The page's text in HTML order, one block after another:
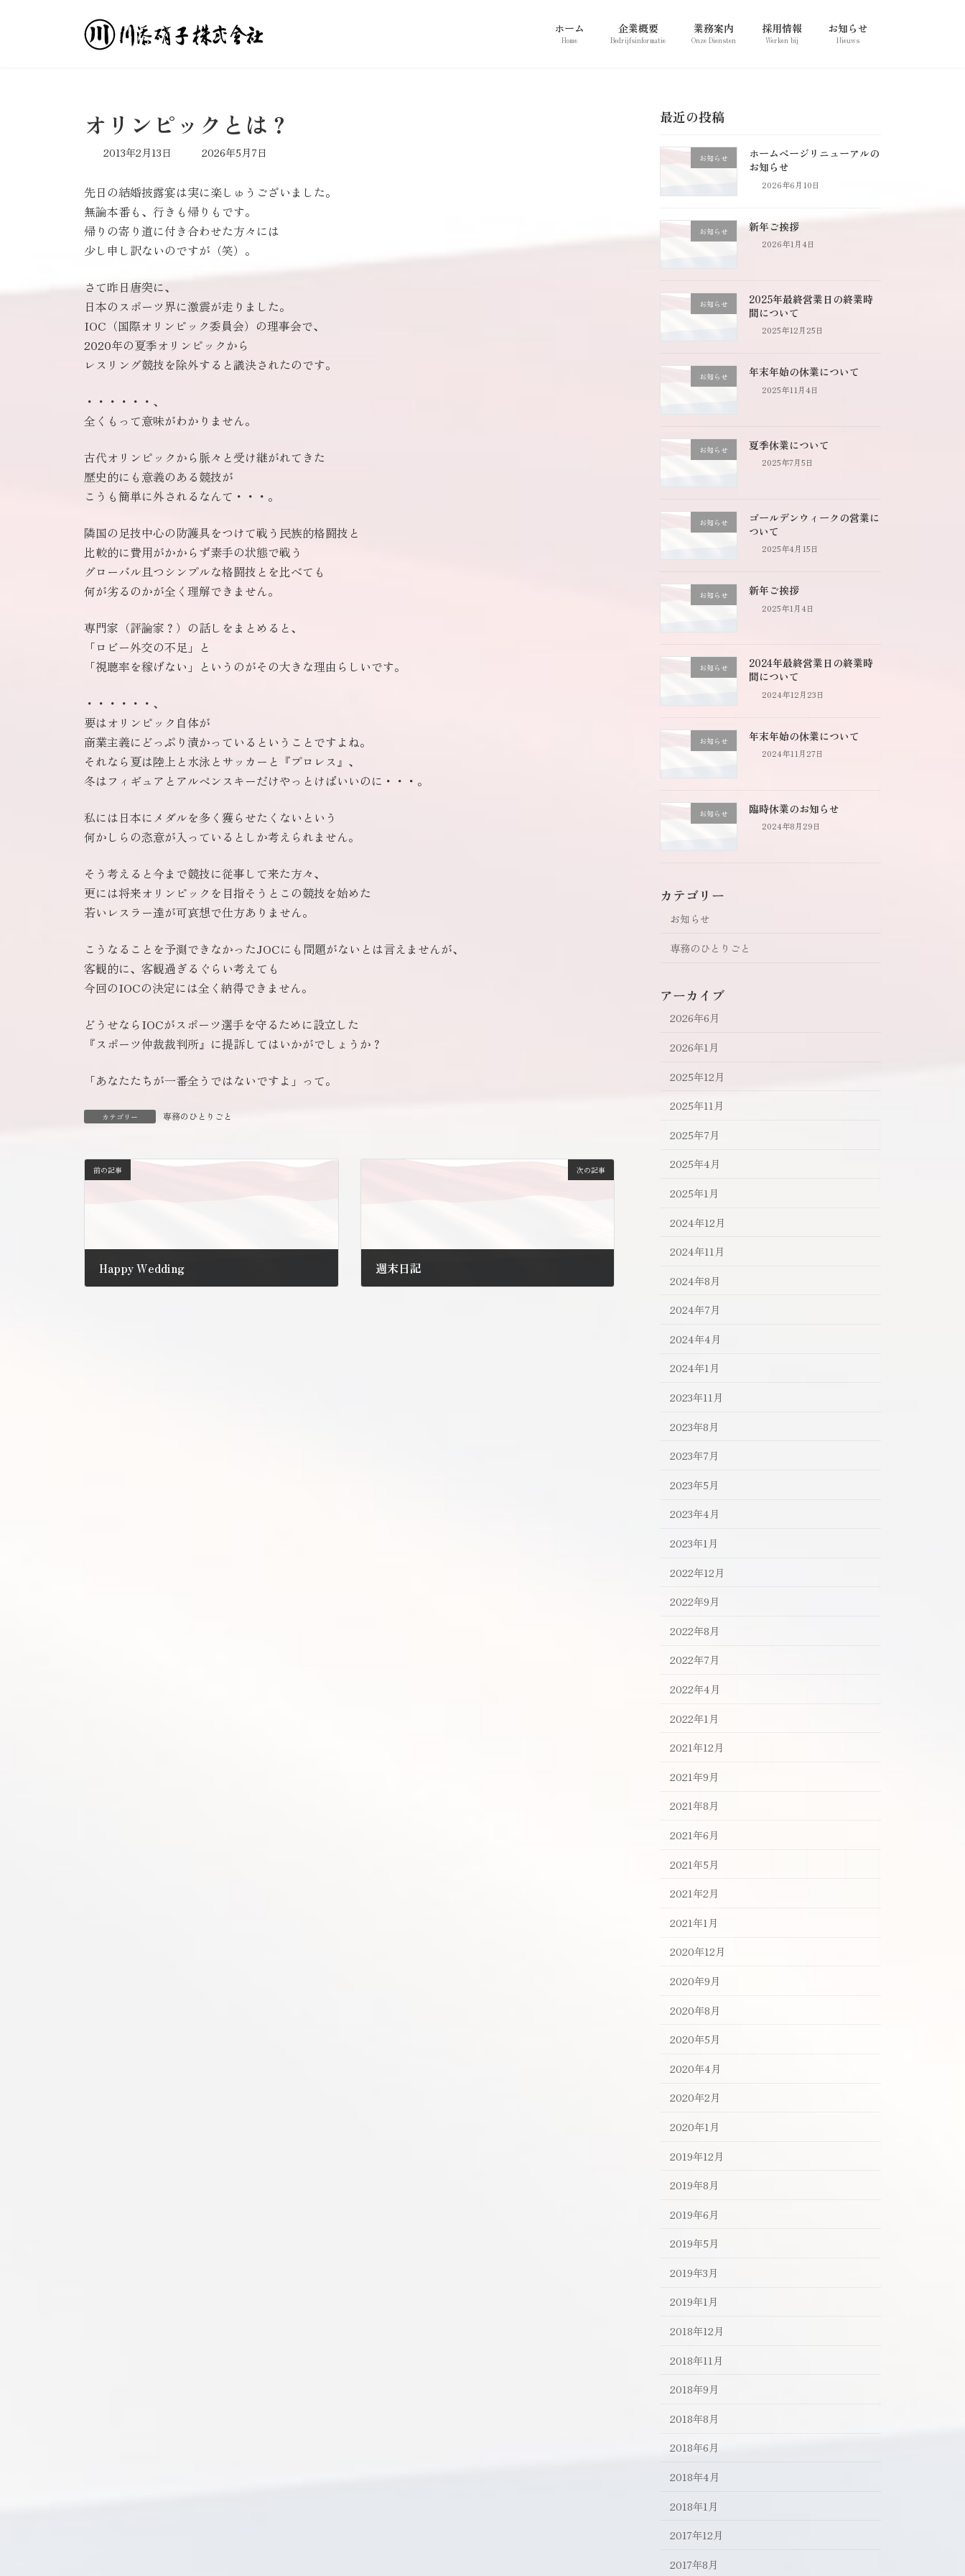
ホーム
Home
企業概要
Bedrijfsinformatie
業務案内
Onze Diensten
採用情報
Werken bij
お知らせ
Nieuws
オリンピックとは？
2013年2月13日
最
新
日
時
:
2026年5月7日
先日の結婚披露宴は実に楽しゅうございました。
無論本番も、行きも帰りもです。
帰りの寄り道に付き合わせた方々には
少し申し訳ないのですが（笑）。
さて昨日唐突に、
日本のスポーツ界に激震が走りました。
IOC（国際オリンピック委員会）の理事会で、
2020年の夏季オリンピックから
レスリング競技を除外すると議決されたのです。
・・・・・・、
全くもって意味がわかりません。
古代オリンピックから脈々と受け継がれてきた
歴史的にも意義のある競技が
こうも簡単に外されるなんて・・・。
隣国の足技中心の防護具をつけて戦う民族的格闘技と
比較的に費用がかからず素手の状態で戦う
グローバル且つシンプルな格闘技とを比べても
何が劣るのかが全く理解できません。
専門家（評論家？）の話しをまとめると、
「ロビー外交の不足」と
「視聴率を稼げない」というのがその大きな理由らしいです。
・・・・・・、
要はオリンピック自体が
商業主義にどっぷり漬かっているということですよね。
それなら夏は陸上と水泳とサッカーと『プロレス』、
冬はフィギュアとアルペンスキーだけやっとけばいいのに・・・。
私には日本にメダルを多く獲らせたくないという
何かしらの恣意が入っているとしか考えられません。
そう考えると今まで競技に従事して来た方々、
更には将来オリンピックを目指そうとこの競技を始めた
若いレスラー達が可哀想で仕方ありません。
こうなることを予測できなかったJOCにも問題がないとは言えませんが、
客観的に、客観過ぎるぐらい考えても
今回のIOCの決定には全く納得できません。
どうせならIOCがスポーツ選手を守るために設立した
『スポーツ仲裁裁判所』に提訴してはいかがでしょうか？
「あなたたちが一番全うではないですよ」って。
カテゴリー 専務のひとりごと
前の記事
Happy Wedding
次の記事
週末日記
最近の投稿
お知らせ
ホームページリニューアルの
お知らせ
2026年6月10日
お知らせ 新年ご挨拶
2026年1月4日
お知らせ
2025年最終営業日の終業時
間について
2025年12月25日
お知らせ 年末年始の休業について
2025年11月4日
お知らせ 夏季休業について
2025年7月5日
お知らせ
ゴールデンウィークの営業に
ついて
2025年4月15日
お知らせ 新年ご挨拶
2025年1月4日
お知らせ
2024年最終営業日の終業時
間について
2024年12月23日
お知らせ 年末年始の休業について
2024年11月27日
お知らせ 臨時休業のお知らせ
2024年8月29日
カテゴリー
お知らせ
専務のひとりごと
アーカイブ
2026年6月
2026年1月
2025年12月
2025年11月
2025年7月
2025年4月
2025年1月
2024年12月
2024年11月
2024年8月
2024年7月
2024年4月
2024年1月
2023年11月
2023年8月
2023年7月
2023年5月
2023年4月
2023年1月
2022年12月
2022年9月
2022年8月
2022年7月
2022年4月
2022年1月
2021年12月
2021年9月
2021年8月
2021年6月
2021年5月
2021年2月
2021年1月
2020年12月
2020年9月
2020年8月
2020年5月
2020年4月
2020年2月
2020年1月
2019年12月
2019年8月
2019年6月
2019年5月
2019年3月
2019年1月
2018年12月
2018年11月
2018年9月
2018年8月
2018年6月
2018年4月
2018年1月
2017年12月
2017年8月